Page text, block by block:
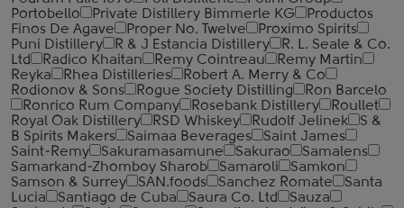
Portobello
Private Distillery Bimmerle KG
Productos
Finos De Agave
Proper No. Twelve
Proximo Spirits
Puni Distillery
R & J Estancia Distillery
R. L. Seale & Co.
Ltd
Radico Khaitan Remy Cointreau
Remy Martin
Reyka
Rhea Distilleries
Robert A. Merry & Co
Rodionov & Sons
Rogue Society Distilling
Ron Barcelo
Ronrico Rum Company
Rosebank Distillery
Roullet
Royal Oak Distillery
RSD Whiskey Rudolf Jelinek
S &
B Spirits Makers
Saimaa Beverages
Saint James
Saint-Remy
Sakuramasamune Sakurao
Samalens
Samarkand-Zhomboy Sharob
Samaroli
Samkon
Samson & Surrey
SAN.foods Sanchez Romate
Santa
Lucia
Santiago de Cuba Saura Co. Ltd
Sauza